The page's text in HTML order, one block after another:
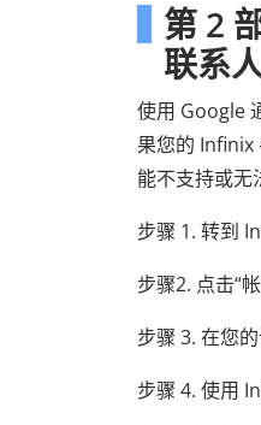
第 2
联系
使用 Google
果您的 Infinix
能不支持或无
步骤 1. 转到
步骤2. 点击“
步骤 3. 在您
步骤 4. 使用